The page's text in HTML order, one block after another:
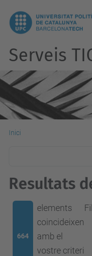
Serveis
Inici
Resultats
664
elements
coincideixen
amb el
vostre criteri